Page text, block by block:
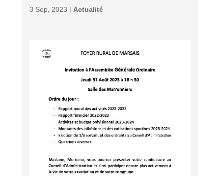
3 Sep, 2023 | Actualité